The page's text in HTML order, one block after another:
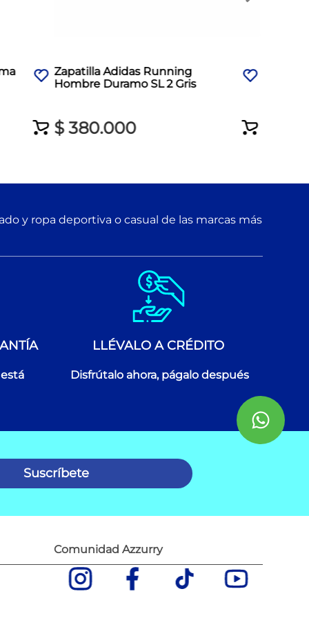
Zapatilla Adidas Running
Hombre Duramo SL 2 Gris
$ 380.000
y ropa deportiva o casual de las marcas más
LLÉVALO A CRÉDITO
Disfrútalo ahora, págalo después
Suscríbete
Comunidad Azzurry